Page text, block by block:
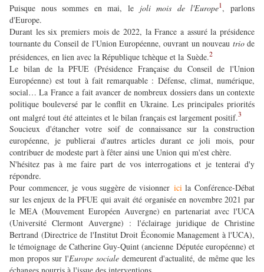
Puisque nous sommes en mai, le joli mois de l'Europe1, parlons
d'Europe.
Durant les six premiers mois de 2022, la France a assuré la présidence
tournante du Conseil de l'Union Européenne, ouvrant un nouveau triode
présidences, en lien avec la République tchèque et la Suède.2
Le bilan de la PFUE (Présidence Française du Conseil de l'Union
Européenne) est tout à fait remarquable : Défense, climat, numérique,
social… La France a fait avancer de nombreux dossiers dans un contexte
politique bouleversé par le conflit en Ukraine. Les principales priorités
ont malgré tout été atteintes et le bilan français est largement positif.3
Soucieux d'étancher votre soif de connaissance sur la construction
européenne, je publierai d'autres articles durant ce joli mois, pour
contribuer de modeste part à fêter ainsi une Union qui m'est chère.
N'hésitez pas à me faire part de vos interrogations et je tenterai d'y
répondre.
Pour commencer, je vous suggère de visionner icila Conférence-Débat
sur les enjeux de la PFUE qui avait été organisée en novembre 2021 par
le MEA (Mouvement Européen Auvergne) en partenariat avec l'UCA
(Université Clermont Auvergne) : l'éclairage juridique de Christine
Bertrand (Directrice de l'Institut Droit Économie Management à l'UCA),
le témoignage de Catherine Guy-Quint (ancienne Députée européenne) et
mon propos sur l'Europe socialedemeurent d'actualité, de même que les